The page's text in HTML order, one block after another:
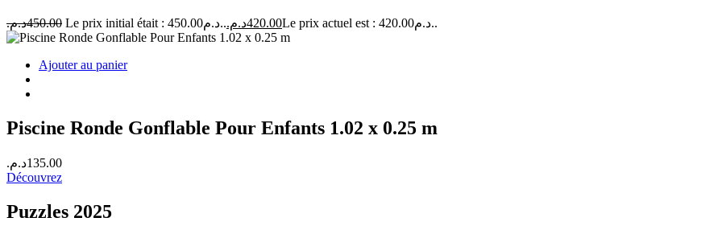
450.00د.م. Le prix initial était : 450.00د.م.. 420.00د.م. Le prix actuel est : 420.00د.م..
Ajouter au panier
Piscine Ronde Gonflable Pour Enfants 1.02 x 0.25 m
135.00د.م.
Découvrez
Puzzles 2025